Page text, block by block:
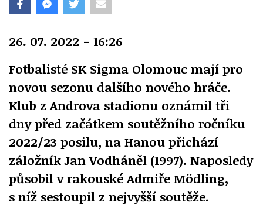
26. 07. 2022 - 16:26
Fotbalisté SK Sigma Olomouc mají pro
novou sezonu dalšího nového hráče.
Klub z Androva stadionu oznámil tři
dny před začátkem soutěžního ročníku
2022/23 posilu, na Hanou přichází
záložník Jan Vodháněl (1997). Naposledy
působil v rakouské Admiře Mödling,
s níž sestoupil z nejvyšší soutěže.